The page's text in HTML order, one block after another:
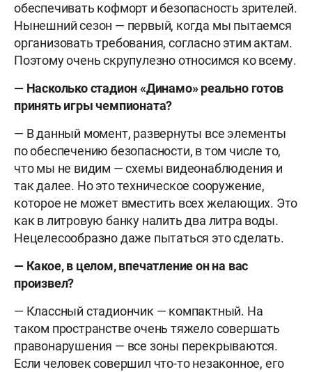
обеспечивать кофморт и безопасность зрителей.
Нынешний сезон — первый, когда мы пытаемся
организовать требования, согласно этим актам.
Поэтому очень скрупулезно относимся ко всему.
— Насколько стадион «Динамо» реально готов
принять игры чемпионата?
— В данный момент, развернуты все элементы
по обеспечению безопасности, в том числе то,
что мы не видим — схемы видеонаблюдения и
так далее. Но это техническое сооружение,
которое не может вместить всех желающих. Это
как в литровую банку налить два литра воды.
Нецелесообразно даже пытаться это сделать.
— Какое, в целом, впечатление он на вас
произвел?
— Классный стадиончик — компактный. На
таком пространстве очень тяжело совершать
правонарушения — все зоны перекрываются.
Если человек совершил что-то незаконное, его